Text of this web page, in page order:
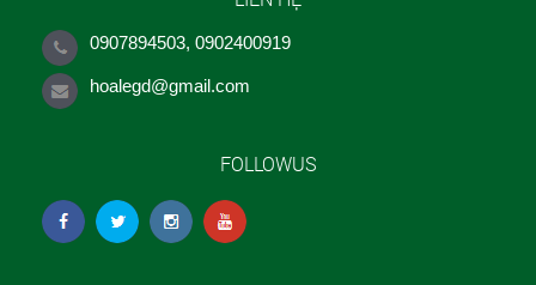
0907894503, 0902400919
hoalegd@gmail.com
FOLLOWUS